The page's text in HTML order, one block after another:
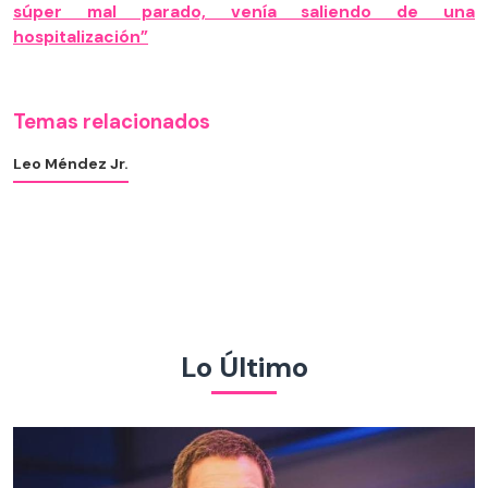
súper mal parado, venía saliendo de una
hospitalización”
Temas relacionados
Leo Méndez Jr.
Lo Último